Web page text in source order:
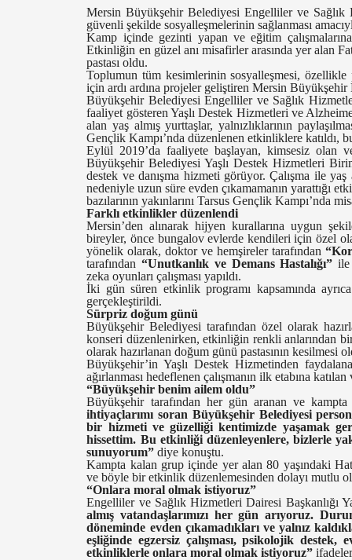
Mersin Büyükşehir Belediyesi Engelliler ve Sağlık
güvenli şekilde sosyalleşmelerinin sağlanması
Kamp içinde gezinti yapan ve eğitim
Etkinliğin en güzel anı misafirler arasında yer alan
pastası oldu.
Toplumun tüm kesimlerinin sosyalleşmesi,
için ardı ardına projeler geliştiren Mersin
Büyükşehir Belediyesi Engelliler ve Sağlık
faaliyet gösteren Yaşlı Destek Hizmetleri ve
alan yaş almış yurttaşlar, yalnızlıklarının
Gençlik Kampı’nda düzenlenen etkinliklere katıldı,
Eylül 2019’da faaliyete başlayan, kimsesiz olan
Büyükşehir Belediyesi Yaşlı Destek Hizmetleri
destek ve danışma hizmeti görüyor. Çalışma ile
nedeniyle uzun süre evden çıkamamanın yarattığı
bazılarının yakınlarını Tarsus Gençlik Kampı’nda
Farklı etkinlikler düzenlendi
Mersin’den alınarak hijyen kurallarına uygun
bireyler, önce bungalov evlerde kendileri için özel
yönelik olarak, doktor ve hemşireler tarafından
tarafından“Unutkanlık ve Demans Hastalığı”
zeka oyunları çalışması yapıldı.
İki gün süren etkinlik programı kapsamında
gerçekleştirildi.
Sürpriz doğum günü
Büyükşehir Belediyesi tarafından özel olarak
konseri düzenlenirken, etkinliğin renkli anlarından
olarak hazırlanan doğum günü pastasının kesilmesi
Büyükşehir’in Yaşlı Destek Hizmetinden
ağırlanması hedeflenen çalışmanın ilk etabına
“Büyükşehir benim ailem oldu”
Büyükşehir tarafından her gün aranan ve
ihtiyaçlarımı soran Büyükşehir Belediyesi
bir hizmeti ve güzelliği kentimizde yaşamak
hissettim. Bu etkinliği düzenleyenlere, bizlerle
sunuyorum” diye konuştu.
Kampta kalan grup içinde yer alan 80 yaşındaki
ve böyle bir etkinlik düzenlemesinden dolayı mutlu
“Onlara moral olmak istiyoruz”
Engelliler ve Sağlık Hizmetleri Dairesi Başkanlığı
almış vatandaşlarımızı her gün arıyoruz.
döneminde evden çıkamadıkları ve yalnız
eşliğinde egzersiz çalışması, psikolojik destek,
etkinliklerle onlara moral olmak istiyoruz”